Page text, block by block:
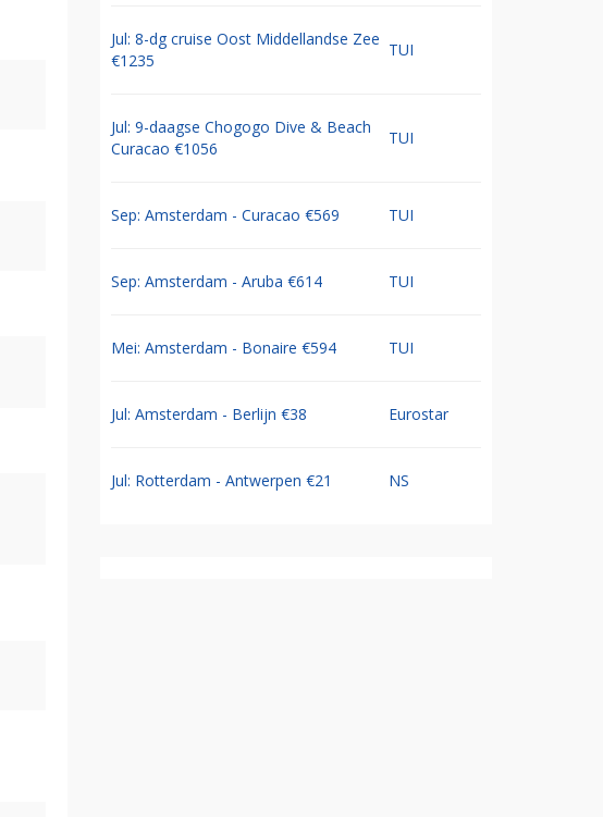
Jul: 8-dg cruise Oost Middellandse Zee
€1235
TUI
Jul: 9-daagse Chogogo Dive & Beach
Curacao €1056
TUI
Sep: Amsterdam - Curacao €569 TUI
Sep: Amsterdam - Aruba €614 TUI
Mei: Amsterdam - Bonaire €594 TUI
Jul: Amsterdam - Berlijn €38 Eurostar
Jul: Rotterdam - Antwerpen €21 NS